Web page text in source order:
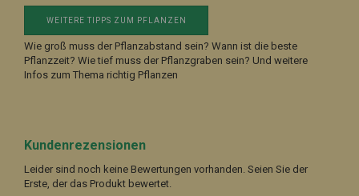
WEITERE TIPPS ZUM PFLANZEN
Wie groß muss der Pflanzabstand sein? Wann ist die beste
Pflanzzeit? Wie tief muss der Pflanzgraben sein? Und weitere
Infos zum Thema richtig Pflanzen
Kundenrezensionen
Leider sind noch keine Bewertungen vorhanden. Seien Sie der
Erste, der das Produkt bewertet.